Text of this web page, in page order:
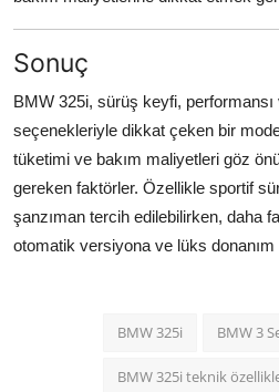
Sonuç
BMW 325i, sürüş keyfi, performansı
seçenekleriyle dikkat çeken bir
tüketimi ve bakım maliyetleri göz
gereken faktörler. Özellikle sportif
şanzıman tercih edilebilirken, daha
otomatik versiyona ve lüks
BMW 325i BMW 3
BMW 325i teknik